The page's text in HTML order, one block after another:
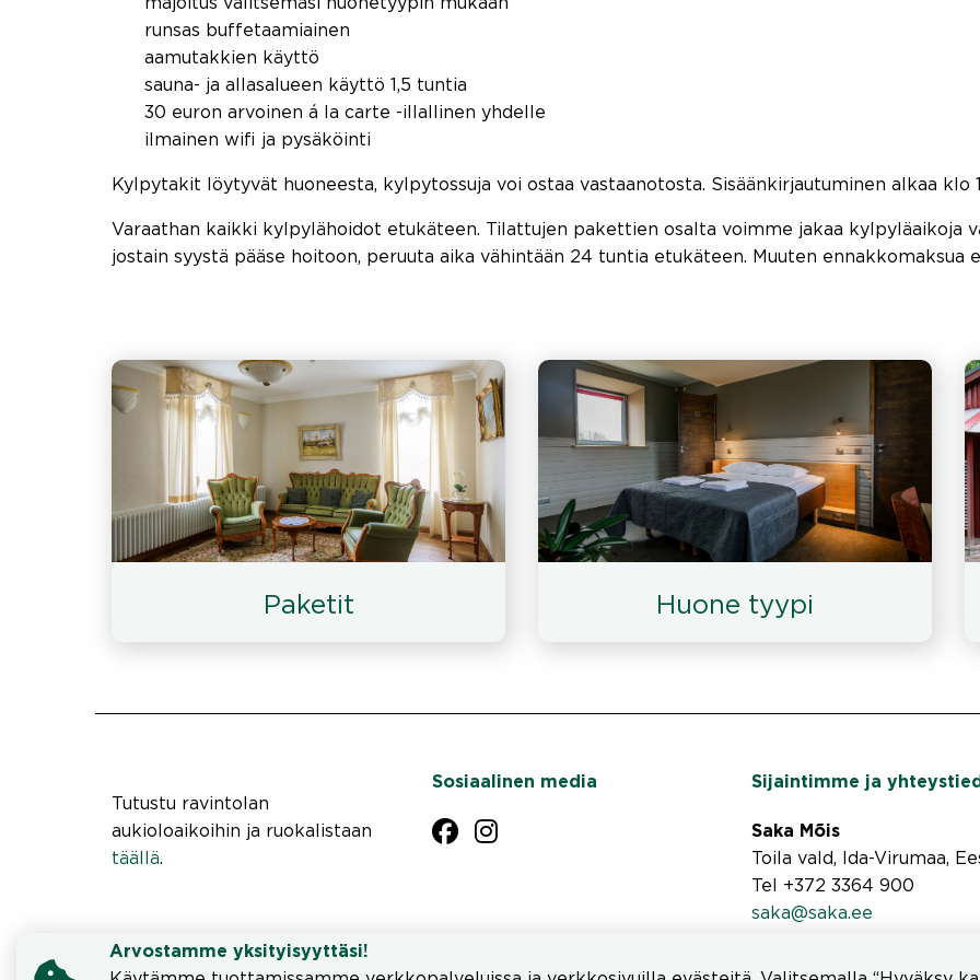
majoitus valitsemasi huonetyypin mukaan
runsas buffetaamiainen
aamutakkien käyttö
sauna- ja allasalueen käyttö 1,5 tuntia
30 euron arvoinen á la carte -illallinen yhdelle
ilmainen wifi ja pysäköinti
Kylpytakit löytyvät huoneesta, kylpytossuja voi ostaa vastaanotosta. Sisäänkirjautuminen alkaa klo
Varaathan kaikki kylpylähoidot etukäteen. Tilattujen pakettien osalta voimme jakaa kylpyläaikoja
jostain syystä pääse hoitoon, peruuta aika vähintään 24 tuntia etukäteen. Muuten ennakkomaksua
Paketit Huone tyypi
Sijaintimme ja
Saka Mõis
Toila vald, Ida-Virumaa,
Tel +372 3364 900
saka@saka.ee
Sosiaalinen media
Tutustu ravintolan
aukioloaikoihin ja ruokalistaan
täällä.
Arvostamme yksityisyyttäsi!